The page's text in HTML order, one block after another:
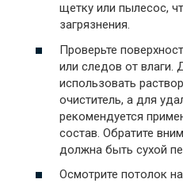
щетку или пылесос,
загрязнения.
Проверьте
или следов от
использовать
очиститель, а для
рекомендуется
состав. Обратите
должна быть сухой
Осмотрите потолок